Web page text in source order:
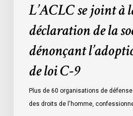
L’ACLC se joint à
déclaration de la
dénonçant
de loi C-9
Plus de 60 organisations de
des droits de l'homme,